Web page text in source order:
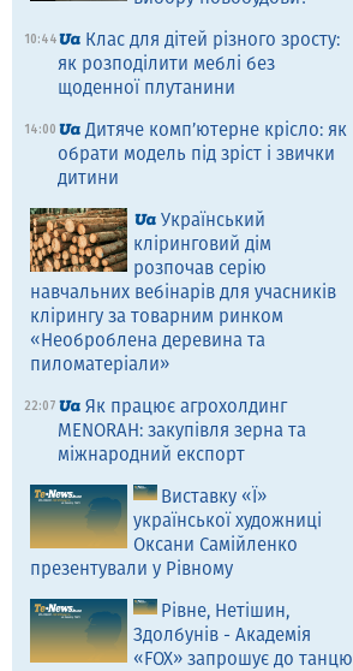
10:44
Клас для дітей різного зросту:
як розподілити меблі без
щоденної плутанини
14:00
Дитяче комп’ютерне крісло: як
обрати модель під зріст і звички
дитини
Український
кліринговий дім
розпочав серію
навчальних вебінарів для учасників
клірингу за товарним ринком
«Необроблена деревина та
пиломатеріали»
22:07
Як працює агрохолдинг
MENORAH: закупівля зерна та
міжнародний експорт
Виставку «Ї»
української художниці
Оксани Самійленко
презентували у Рівному
Рівне, Нетішин,
Здолбунів - Академія
«FOX» запрошує до танцю